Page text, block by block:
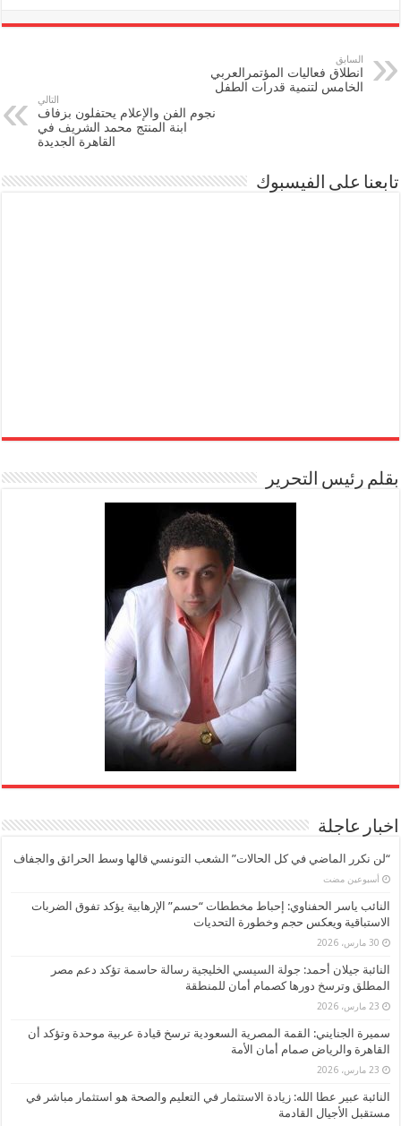
السابق
انطلاق فعاليات المؤتمرالعربي
الخامس لتنمية قدرات الطفل
التالي
نجوم الفن والإعلام يحتفلون بزفاف
ابنة المنتج محمد الشريف في
القاهرة الجديدة
تابعنا على الفيسبوك
بقلم رئيس التحرير
اخبار عاجلة
“لن نكرر الماضي في كل الحالات” الشعب التونسي قالها وسط الحرائق والجفاف
‏أسبوعين مضت
النائب ياسر الحفناوي: إحباط مخططات “حسم” الإرهابية يؤكد تفوق الضربات
الاستباقية ويعكس حجم وخطورة التحديات
30 مارس، 2026
النائبة جيلان أحمد: جولة السيسي الخليجية رسالة حاسمة تؤكد دعم مصر
المطلق وترسخ دورها كصمام أمان للمنطقة
23 مارس، 2026
سميرة الجنايني: القمة المصرية السعودية ترسخ قيادة عربية موحدة وتؤكد أن
القاهرة والرياض صمام أمان الأمة
23 مارس، 2026
النائبة عبير عطا الله: زيادة الاستثمار في التعليم والصحة هو استثمار مباشر في
مستقبل الأجيال القادمة